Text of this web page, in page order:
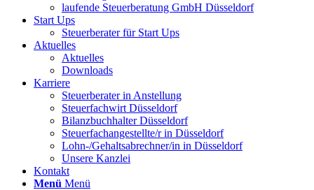
laufende Steuerberatung GmbH Düsseldorf
Start Ups
Steuerberater für Start Ups
Aktuelles
Aktuelles
Downloads
Karriere
Steuerberater in Anstellung
Steuerfachwirt Düsseldorf
Bilanzbuchhalter Düsseldorf
Steuerfachangestellte/r in Düsseldorf
Lohn-/Gehaltsabrechner/in in Düsseldorf
Unsere Kanzlei
Kontakt
Menü Menü